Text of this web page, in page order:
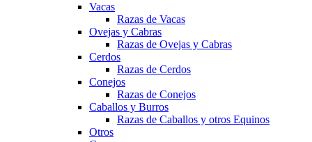
Vacas
Razas de Vacas
Ovejas y Cabras
Razas de Ovejas y Cabras
Cerdos
Razas de Cerdos
Conejos
Razas de Conejos
Caballos y Burros
Razas de Caballos y otros Equinos
Otros